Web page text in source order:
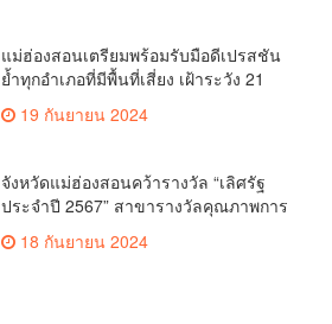
แม่ฮ่องสอนเตรียมพร้อมรับมือดีเปรสชัน
ย้ำทุกอำเภอที่มีพื้นที่เสี่ยง เฝ้าระวัง 21
19 กันยายน 2024
จังหวัดแม่ฮ่องสอนคว้ารางวัล “เลิศรัฐ
ประจำปี 2567” สาขารางวัลคุณภาพการ
บริหารจัดการภาครัฐ หมวด 2
18 กันยายน 2024